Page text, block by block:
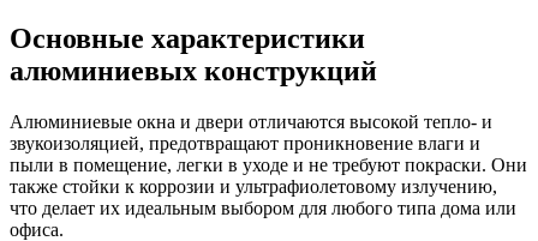
Основные характеристики
алюминиевых конструкций
Алюминиевые окна и двери отличаются высокой тепло- и
звукоизоляцией, предотвращают проникновение влаги и
пыли в помещение, легки в уходе и не требуют покраски. Они
также стойки к коррозии и ультрафиолетовому излучению,
что делает их идеальным выбором для любого типа дома или
офиса.